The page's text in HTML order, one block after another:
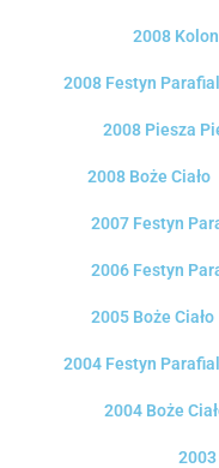
2008
2008 Festyn
2008 Piesza
2008 Boże Ciało
2007 Festyn
2006 Festyn
2005 Boże Ciało
2004 Festyn
2004 Boże